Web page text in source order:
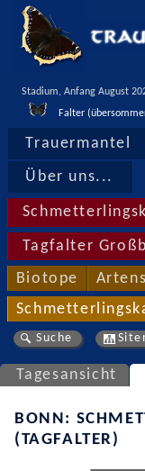
Stadium, Anfang August
Falter
Trauermantel
Über uns...
Tagfalter
Biotope
Suche
Tagesansicht
BONN:
(TAGFALTER)